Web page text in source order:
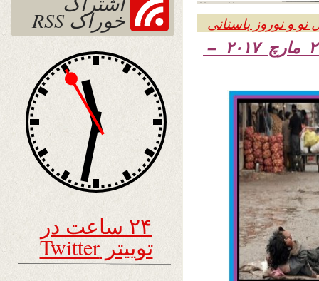
نو و نوروز باستانی
۱۳۹۶ – ۲۱ مارچ ۲۰۱۷ –
خوراک RSS
۲۴ ساعت در
توییتر Twitter